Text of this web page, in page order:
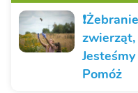
zwierząt,
Pomóż